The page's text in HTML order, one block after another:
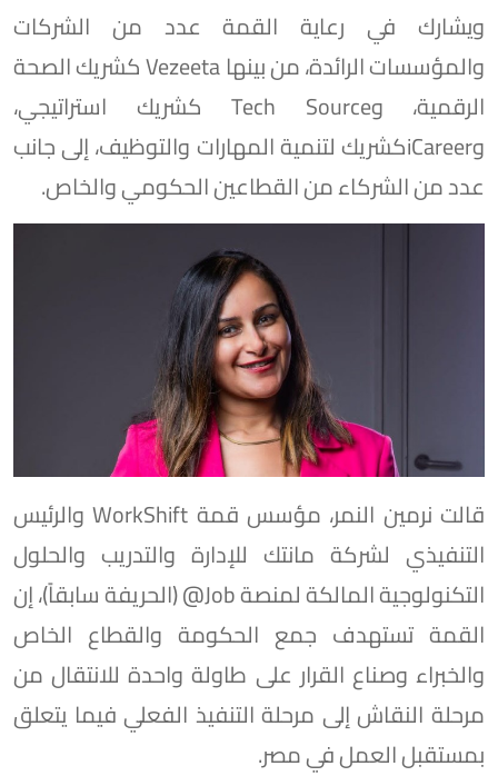
ويشارك في رعاية القمة عدد من الشركات
والمؤسسات الرائدة، من بينها Vezeeta كشريك الصحة
الرقمية، وTech Source كشريك استراتيجي،
وiCareerكشريك لتنمية المهارات والتوظيف، إلى جانب
عدد من الشركاء من القطاعين الحكومي والخاص.
قالت نرمين النمر، مؤسس قمة WorkShift والرئيس
التنفيذي لشركة مانتك للإدارة والتدريب والحلول
التكنولوجية المالكة لمنصة Job@ (الحريفة سابقاً)، إن
القمة تستهدف جمع الحكومة والقطاع الخاص
والخبراء وصناع القرار على طاولة واحدة للانتقال من
مرحلة النقاش إلى مرحلة التنفيذ الفعلي فيما يتعلق
بمستقبل العمل في مصر.